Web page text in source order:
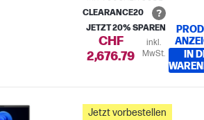
CLEARANCE20
JETZT 20% SPAREN
CHF
2,676.79
inkl.
MwSt.
IN
Jetzt vorbestellen